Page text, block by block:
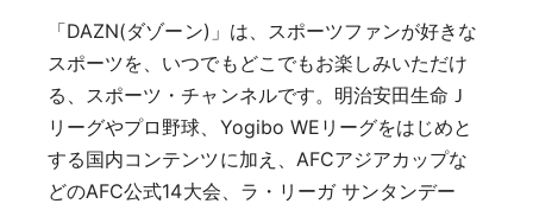
「DAZN(ダゾーン)」は、スポーツファンが好きな
スポーツを、いつでもどこでもお楽しみいただけ
る、スポーツ・チャンネルです。明治安田生命Ｊ
リーグやプロ野球、Yogibo WEリーグをはじめと
する国内コンテンツに加え、AFCアジアカップな
どのAFC公式14大会、ラ・リーガ サンタンデー